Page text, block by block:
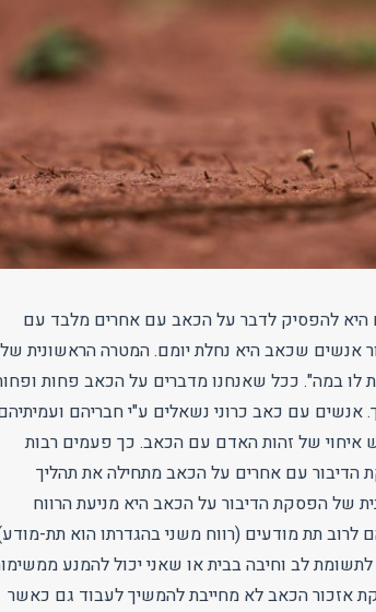
היא להפסיק לדבר על הכאב עם אחרים מלבד עם
אנשים שכאב היא נחלת יומם. המטרה הראשונית של
לו במה". ככל שאנחנו מדברים על הכאב פחות
אנשים עם כאב כרוני נשאלים ע"י חבריהם
של זהות האדם עם הכאב. כך פעמים רבות
עם אחרים על הכאב מתחילה את תהליך
של הפסקת הדיבור על הכאב היא מניעת הרווח
לרוב תת מודעים (רווח משני בהגדרתו הוא תת-
לב וחיבה בבית או שאני יכול להמנע
אזכור הכאב לא מחייבת להמשיך לעבוד גם כאשר